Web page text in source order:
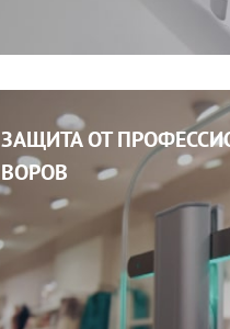
ЗАЩИТА ОТ
ВОРОВ